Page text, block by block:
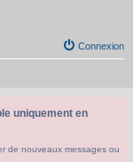
Connexion
uniquement en
de nouveaux messages ou